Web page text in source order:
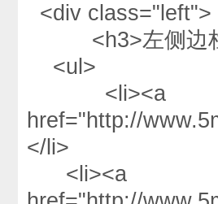
<div class="left">
<h3>左侧边
<ul>
<li><a
href="http://
</li>
<li><a